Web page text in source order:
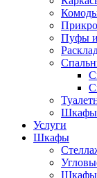
Пуфы и
Шкафы
Услуги
Шкафы
Шкафы